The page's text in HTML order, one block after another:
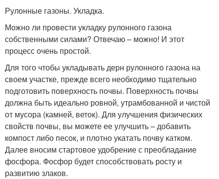
Рулонные газоны. Укладка.
Можно ли провести укладку рулонного газона
собственными силами? Отвечаю – можно! И этот
процесс очень простой.
Для того чтобы укладывать дерн рулонного газона на
своем участке, прежде всего необходимо тщательно
подготовить поверхность почвы. Поверхность почвы
должна быть идеально ровной, утрамбованной и чистой
от мусора (камней, веток). Для улучшения физических
свойств почвы, вы можете ее улучшить – добавить
компост либо песок, и плотно укатать почву катком.
Далее вносим стартовое удобрение с преобладание
фосфора. Фосфор будет способствовать росту и
развитию злаков.